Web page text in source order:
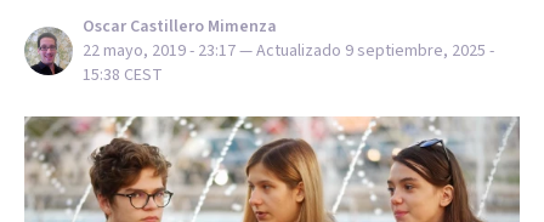
Oscar Castillero Mimenza
22 mayo, 2019 - 23:17— Actualizado 9 septiembre, 2025 -
15:38 CEST